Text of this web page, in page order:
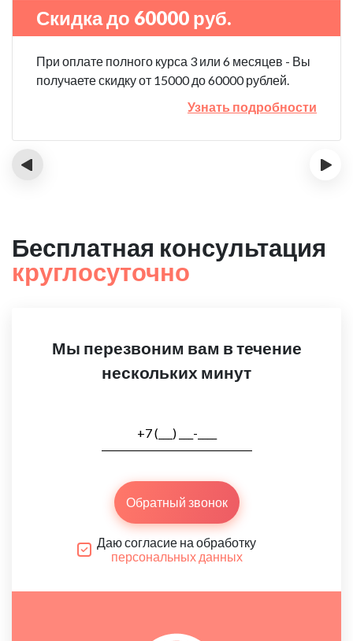
Скидка до 60000 руб.
При оплате полного курса 3 или 6 месяцев - Вы
получаете скидку от 15000 до 60000 рублей.
Узнать подробности
‹ ›
Бесплатная консультация
круглосуточно
Мы перезвоним вам в течение
нескольких минут
Обратный звонок
Даю согласие на обработку
персональных данных